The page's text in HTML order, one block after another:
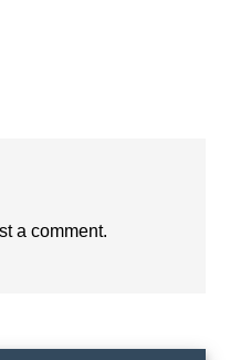
a comment.